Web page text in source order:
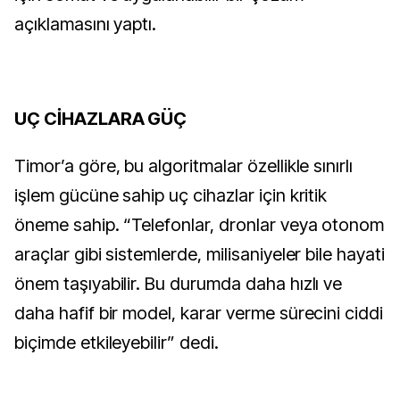
açıklamasını yaptı.
UÇ CİHAZLARA GÜÇ
Timor’a göre, bu algoritmalar özellikle sınırlı
işlem gücüne sahip uç cihazlar için kritik
öneme sahip. “Telefonlar, dronlar veya otonom
araçlar gibi sistemlerde, milisaniyeler bile hayati
önem taşıyabilir. Bu durumda daha hızlı ve
daha hafif bir model, karar verme sürecini ciddi
biçimde etkileyebilir” dedi.